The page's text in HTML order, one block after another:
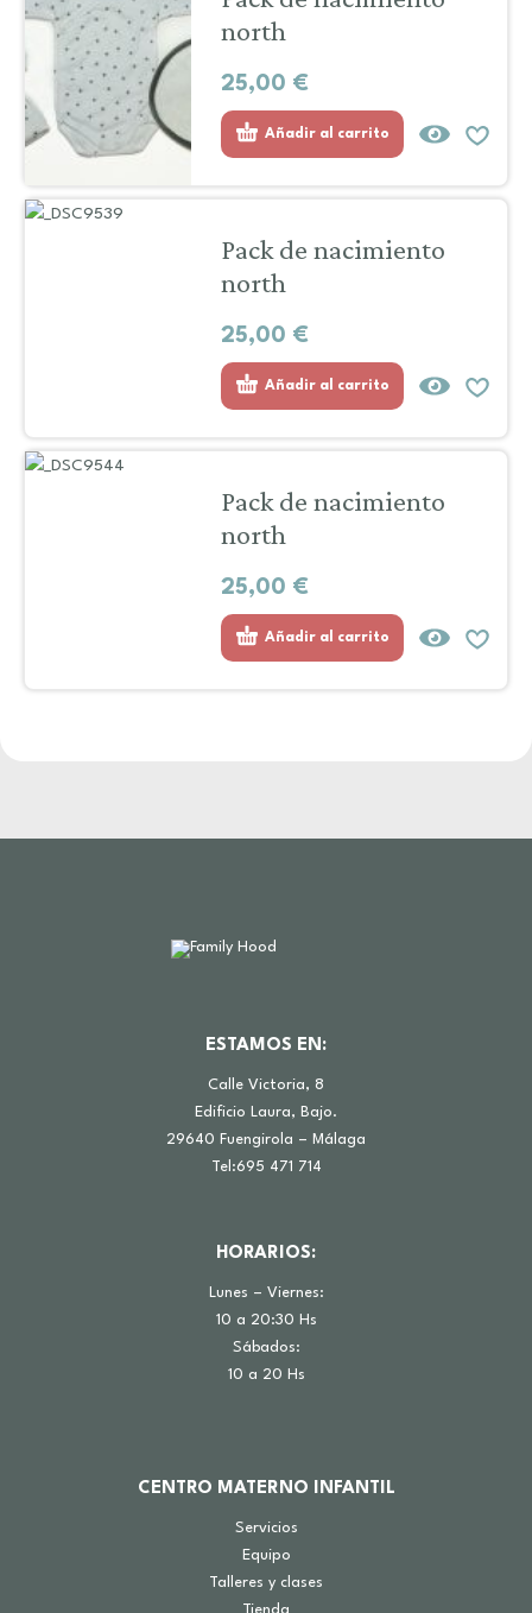
north
25,00 €
Añadir al carrito
Pack de nacimiento
north
25,00 €
Añadir al carrito
Pack de nacimiento
north
25,00 €
Añadir al carrito
ESTAMOS EN:
Calle Victoria, 8
Edificio Laura, Bajo.
29640 Fuengirola – Málaga
Tel:695 471 714
HORARIOS:
Lunes – Viernes:
10 a 20:30 Hs
Sábados:
10 a 20 Hs
CENTRO MATERNO INFANTIL
Servicios
Equipo
Talleres y clases